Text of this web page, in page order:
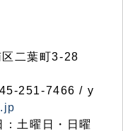
区二葉町3-28
251-7466 / y
土曜日・日曜